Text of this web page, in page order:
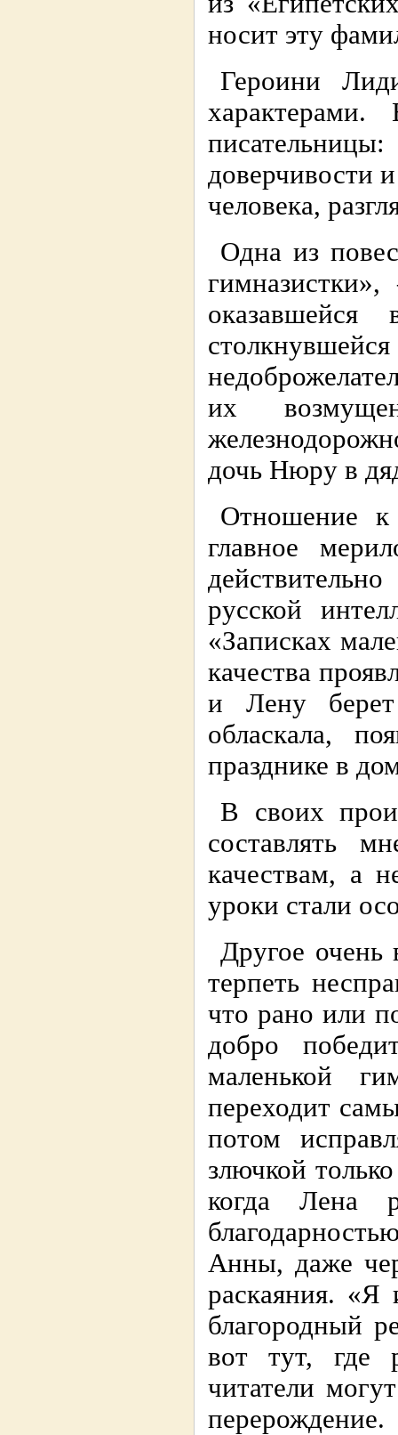
носит эту
Героини
доверчивости
человека,
Одна из
их
дочь Нюру в
Отношение
главное
русской
«Записках
качества
и Лену
обласкала,
празднике в
В своих
составлять
качествам, а
уроки стали
Другое очень
терпеть
что рано или
добро
маленькой
переходит
потом
злючкой
когда Лена
Анны, даже
раскаяния. «Я
благородный
вот тут, где
читатели
перерождение.